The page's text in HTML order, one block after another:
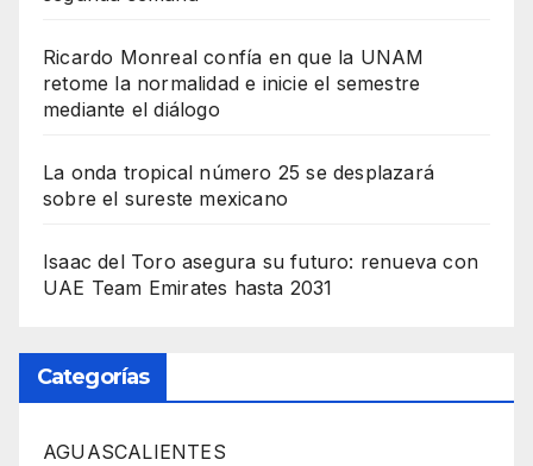
Ricardo Monreal confía en que la UNAM
retome la normalidad e inicie el semestre
mediante el diálogo
La onda tropical número 25 se desplazará
sobre el sureste mexicano
Isaac del Toro asegura su futuro: renueva con
UAE Team Emirates hasta 2031
Categorías
AGUASCALIENTES